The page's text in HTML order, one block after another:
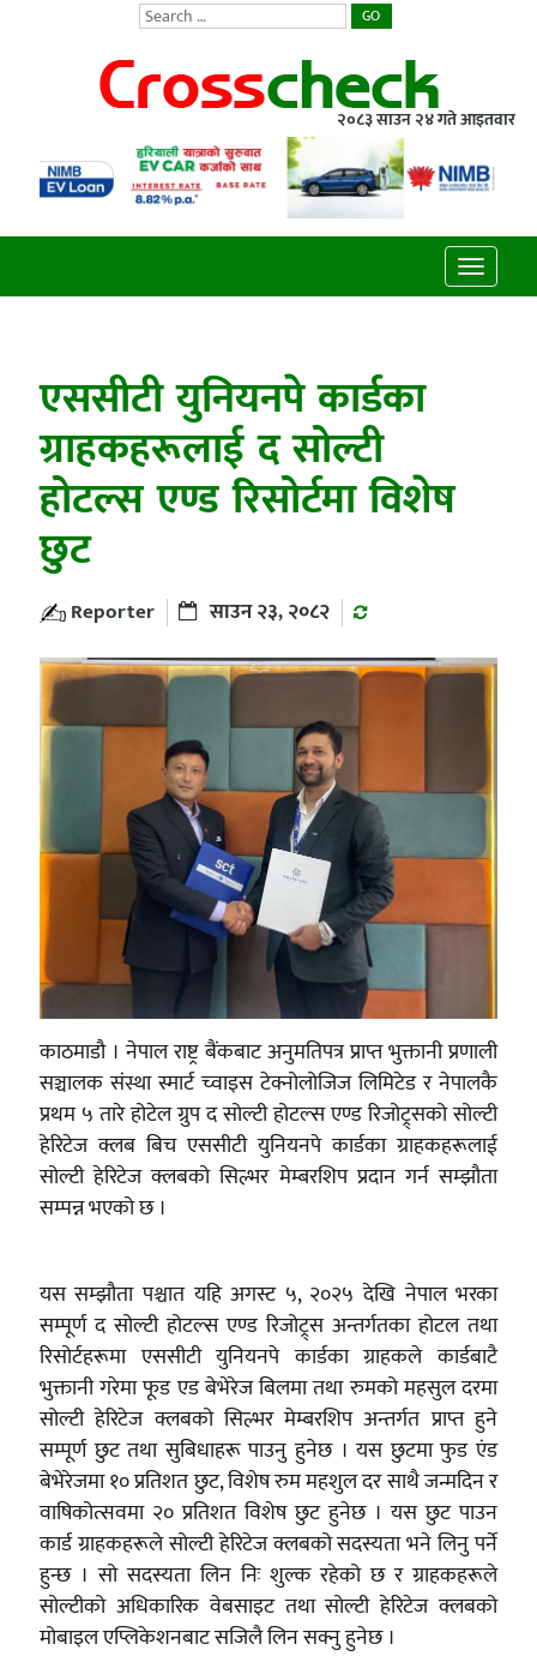
GO
२०८३ साउन २४ गते आइतवार
Toggle
एससीटी युनियनपे कार्डका
ग्राहकहरूलाई द सोल्टी
होटल्स एण्ड रिसोर्टमा विशेष
छुट
Reporter साउन २३, २०८२
काठमाडौ । नेपाल राष्ट्र बैंकबाट अनुमतिपत्र प्राप्त भुक्तानी प्रणाली
सञ्चालक संस्था स्मार्ट च्वाइस टेक्नोलोजिज लिमिटेड र नेपालकै
प्रथम ५ तारे होटेल ग्रुप द सोल्टी होटल्स एण्ड रिजोट्र्सको सोल्टी
हेरिटेज क्लब बिच एससीटी युनियनपे कार्डका ग्राहकहरूलाई
सोल्टी हेरिटेज क्लबको सिल्भर मेम्बरशिप प्रदान गर्न सम्झौता
सम्पन्न भएको छ ।
यस सम्झौता पश्चात यहि अगस्ट ५, २०२५ देखि नेपाल भरका
सम्पूर्ण द सोल्टी होटल्स एण्ड रिजोट्र्स अन्तर्गतका होटल तथा
रिसोर्टहरूमा एससीटी युनियनपे कार्डका ग्राहकले कार्डबाटै
भुक्तानी गरेमा फूड एड बेभेरेज बिलमा तथा रुमको महसुल दरमा
सोल्टी हेरिटेज क्लबको सिल्भर मेम्बरशिप अन्तर्गत प्राप्त हुने
सम्पूर्ण छुट तथा सुबिधाहरू पाउनु हुनेछ । यस छुटमा फुड एंड
बेभेरेजमा १० प्रतिशत छुट, विशेष रुम महशुल दर साथै जन्मदिन र
वाषिकोत्सवमा २० प्रतिशत विशेष छुट हुनेछ । यस छुट पाउन
कार्ड ग्राहकहरूले सोल्टी हेरिटेज क्लबको सदस्यता भने लिनु पर्ने
हुन्छ । सो सदस्यता लिन निः शुल्क रहेको छ र ग्राहकहरूले
सोल्टीको अधिकारिक वेबसाइट तथा सोल्टी हेरिटेज क्लबको
मोबाइल एप्लिकेशनबाट सजिलै लिन सक्नु हुनेछ ।